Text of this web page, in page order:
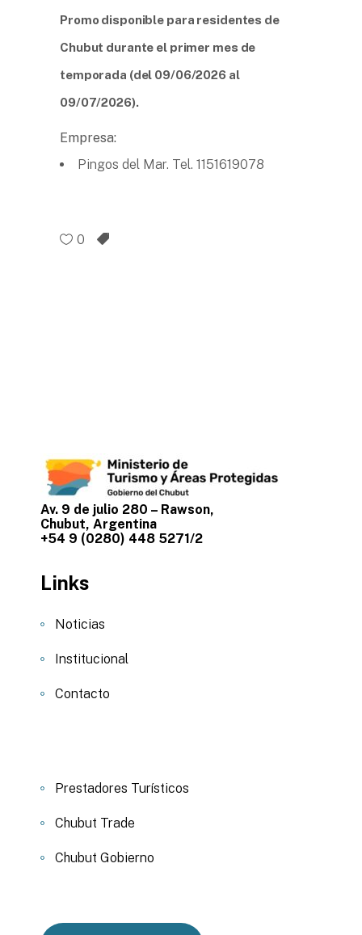
Promo disponible para residentes de
Chubut durante el primer mes de
temporada (del 09/06/2026 al
09/07/2026).
Empresa:
Pingos del Mar. Tel. 1151619078
0
Av. 9 de julio 280 – Rawson,
Chubut, Argentina
+54 9 (0280) 448 5271/2
Links
Noticias
Institucional
Contacto
Prestadores Turísticos
Chubut Trade
Chubut Gobierno